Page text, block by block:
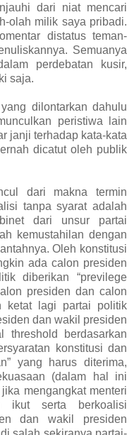
dari niat mencari
olah milik saya pribadi.
distatus teman-
Semuanya
perdebatan kusir,
saja.
dilontarkan dahulu
peristiwa lain
janji terhadap kata-kata
dicatut oleh publik
dari makna termin
tanpa syarat adalah
dari unsur partai
kemustahilan dengan
Oleh konstitusi
ada calon presiden
diberikan “previlege
presiden dan calon
ketat lagi partai politik
dan wakil presiden
threshold berdasarkan
konstitusi dan
yang harus diterima,
(dalam hal ini
mengangkat menteri
serta berkoalisi
dan wakil presiden